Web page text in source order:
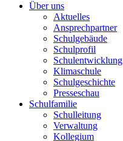
Gymnasium Ismaning
Über uns
Aktuelles
Ansprechpartner
Schulgebäude
Schulprofil
Schulentwicklung
Klimaschule
Schulgeschichte
Presseschau
Schulfamilie
Schulleitung
Verwaltung
Kollegium